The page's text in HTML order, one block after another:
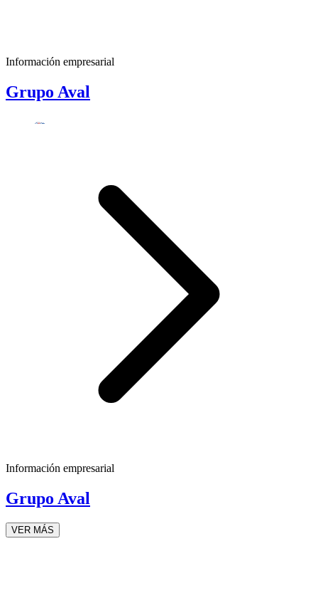
Información empresarial
Grupo Aval
Información empresarial
Grupo Aval
VER MÁS